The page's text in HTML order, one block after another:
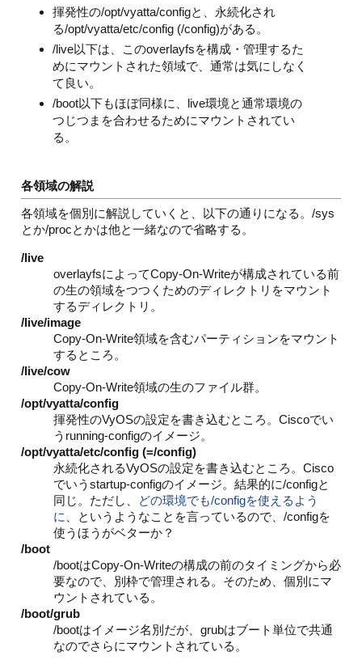
揮発性の/opt/vyatta/configと、永続化され
る/opt/vyatta/etc/config (/config)がある。
/live以下は、このoverlayfsを構成・管理するた
めにマウントされた領域で、通常は気にしなく
て良い。
/boot以下もほぼ同様に、live環境と通常環境の
つじつまを合わせるためにマウントされてい
る。
各領域の解説
各領域を個別に解説していくと、以下の通りになる。/sys
とか/procとかは他と一緒なので省略する。
/live
overlayfsによってCopy-On-Writeが構成されている前
の生の領域をつつくためのディレクトリをマウント
するディレクトリ。
/live/image
Copy-On-Write領域を含むパーティションをマウント
するところ。
/live/cow
Copy-On-Write領域の生のファイル群。
/opt/vyatta/config
揮発性のVyOSの設定を書き込むところ。Ciscoでい
うrunning-configのイメージ。
/opt/vyatta/etc/config (=/config)
永続化されるVyOSの設定を書き込むところ。Cisco
でいうstartup-configのイメージ。結果的に/configと
同じ。ただし、
どの環境でも/configを使えるよう
に
、というようなことを言っているので、/configを
使うほうがベターか？
/boot
/bootはCopy-On-Writeの構成の前のタイミングから必
要なので、別枠で管理される。そのため、個別にマ
ウントされている。
/boot/grub
/bootはイメージ名別だが、grubはブート単位で共通
なのでさらにマウントされている。